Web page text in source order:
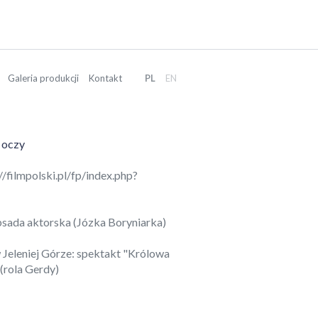
Galeria produkcji Kontakt PL EN
oczy
filmpolski.pl/fp/index.php?
aktorska (Józka Boryniarka)
Górze: spektakt "Królowa
Gerdy)